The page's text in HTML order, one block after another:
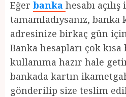
Eğer banka hesabı
tamamladıysanız, banka
adresinize birkaç gün
Banka hesapları çok
kullanıma hazır hale
bankada kartın
gönderilip size teslim